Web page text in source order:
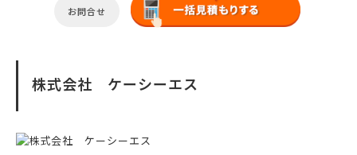
お問合せ
株式会社 ケーシーエス